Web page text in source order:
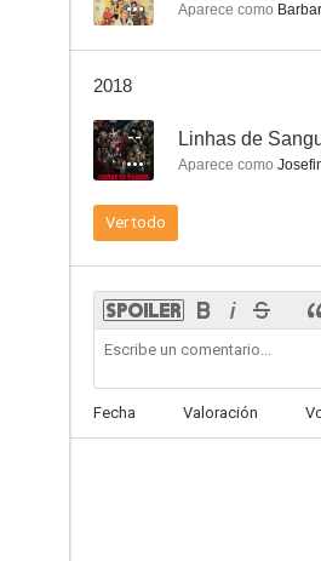
Aparece como
2018
-- Linhas de
Aparece como
Ver todo
Fecha Valoración